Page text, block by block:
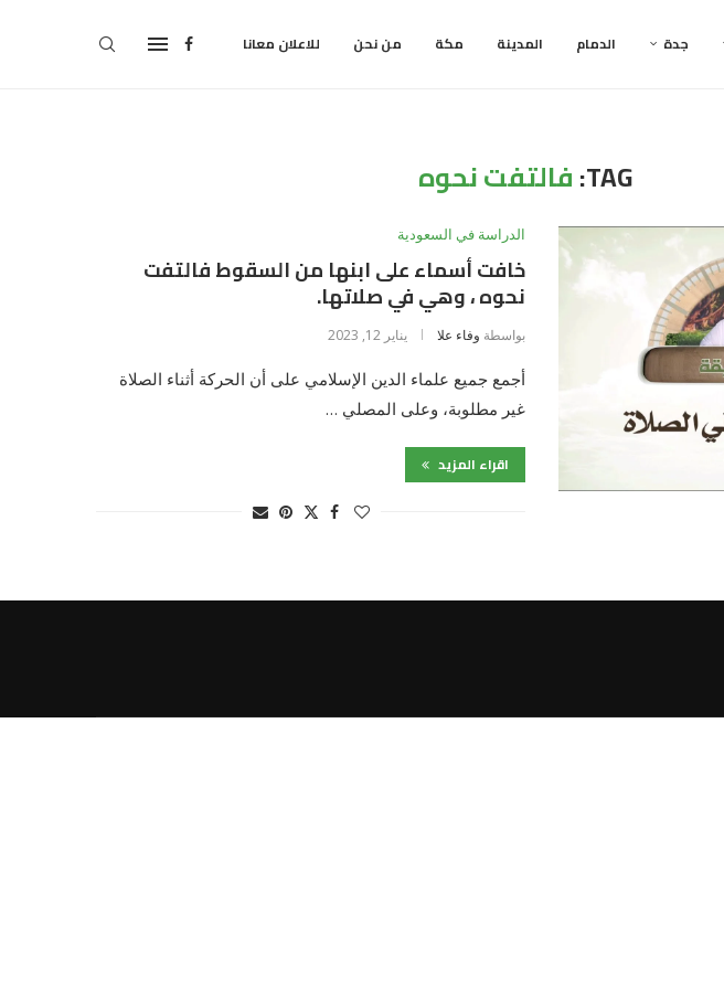
جدة الدمام المدينة مكة من نحن للاعلان معانا
TAG: فالتفت نحوه
الدراسة في السعودية
خافت أسماء على ابنها من السقوط فالتفت
نحوه ، وهي في صلاتها.
بواسطة وفاء علا يناير 12, 2023
أجمع جميع علماء الدين الإسلامي على أن الحركة أثناء الصلاة
غير مطلوبة، وعلى المصلي …
اقراء المزيد